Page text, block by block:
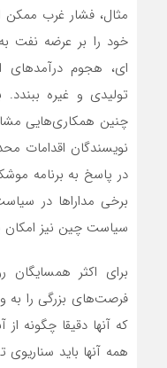
مثال، فشار غرب
خود را بر عرضه نفت
ای، هجوم درآمدهای
تولیدی و غیره
چنین همکاری‌هایی
نویسندگان اقدامات
در پاسخ به برنامه
برخی مداراها در
سیاست چین نیز امکان
برای اکثر
فرصت‌های بزرگی را به
که آنها دقیقا چگونه از
همه آنها باید